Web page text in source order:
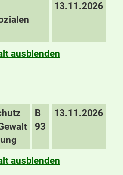
13.11.2026
ausblenden
B
93
13.11.2026
ausblenden